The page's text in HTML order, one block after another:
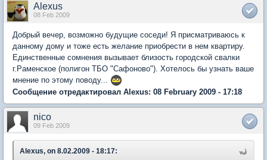
Alexus
08 Feb 2009
Добрый вечер, возможно будущие соседи! Я присматриваюсь к
данному дому и тоже есть желание приобрести в нем квартиру.
Единственные сомнения вызывает близость городской свалки
г.Раменское (полигон ТБО "Сафоново"). Хотелось бы узнать ваше
мнение по этому поводу...
Сообщение отредактировал Alexus: 08 February 2009 - 17:18
nico
09 Feb 2009
Alexus, on 8.02.2009 - 18:17: